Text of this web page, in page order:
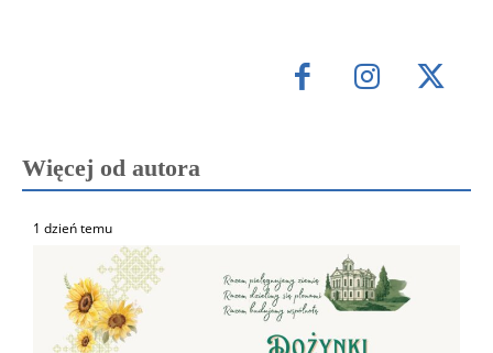
Więcej od autora
1 dzień temu